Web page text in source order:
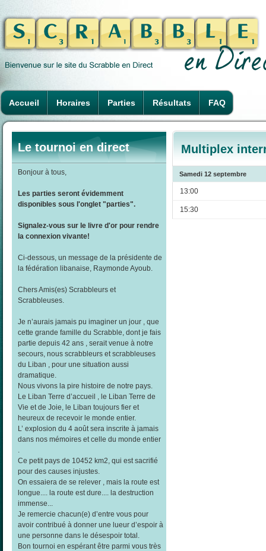
Accueil Horaires Parties Résultats FAQ
Le tournoi en direct
Bonjour à tous,
Les parties seront évidemment
disponibles sous l'onglet "parties".
Signalez-vous sur le livre d'or pour rendre
la connexion vivante!
Ci-dessous, un message de la présidente de
la fédération libanaise, Raymonde Ayoub.
Chers Amis(es) Scrabbleurs et
Scrabbleuses.
Je n’aurais jamais pu imaginer un jour , que
cette grande famille du Scrabble, dont je fais
partie depuis 42 ans , serait venue à notre
secours, nous scrabbleurs et scrabbleuses
du Liban , pour une situation aussi
dramatique.
Nous vivons la pire histoire de notre pays.
Le Liban Terre d’accueil , le Liban Terre de
Vie et de Joie, le Liban toujours fier et
heureux de recevoir le monde entier.
L’ explosion du 4 août sera inscrite à jamais
dans nos mémoires et celle du monde entier
.
Ce petit pays de 10452 km2, qui est sacrifié
pour des causes injustes.
On essaiera de se relever , mais la route est
longue.... la route est dure.... la destruction
immense...
Je remercie chacun(e) d’entre vous pour
avoir contribué à donner une lueur d’espoir à
une personne dans le désespoir total.
Bon tournoi en espérant être parmi vous très
Multiplex
Samedi 12 septembre
13:00
15:30